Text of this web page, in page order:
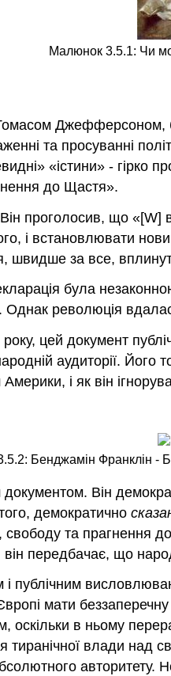
Малюнок 3.5.1: Чи
та просуванні
«істини» - гірко
до Щастя».
проголосив, що
і встановлювати
швидше за все,
була
Однак революція
цей документ
аудиторії.
і як він
Бенджамін Франклін -
Він
демократично
та прагнення
передбачає, що
мати
оскільки в ньому
тиранічної влади